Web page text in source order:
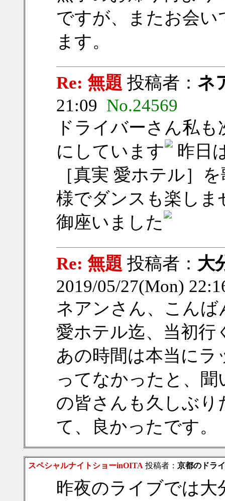
ですが、またお会
ます。
Re: 無題 投稿者： ネ
21:09 No.24569
ドライバーさん私
にしています
昨日
［真実 愛ホテル］
様でダンスも楽し
御座いました
Re: 無題 投稿者： 大
2019/05/27(Mon)
ネアンさん、こん
愛ホテル迄、当初
あの時間は本当に
ってなかったと、
の皆さんも久しぶ
て、良かったです。
スペシャルナイトショーinOITA 投稿者： 京都のドラ
昨夜のライブでは大